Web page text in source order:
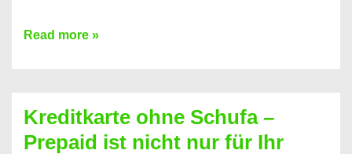
Konto
Neueröffnung
trotz
Read more »
Kreditkarte ohne Schufa –
Prepaid ist nicht nur für Ihr